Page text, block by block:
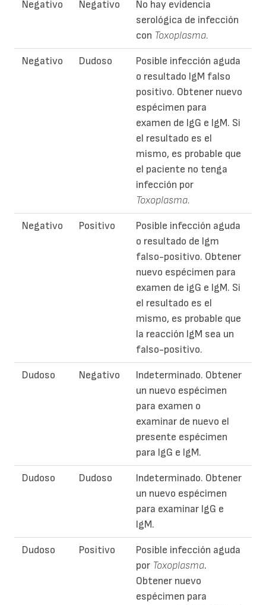
Negativo Negativo
No hay evidencia
serológica de infección
con Toxoplasma.
Negativo Dudoso
Posible infección aguda
o resultado IgM falso
positivo. Obtener nuevo
espécimen para
examen de IgG e IgM. Si
el resultado es el
mismo, es probable que
el paciente no tenga
infección por
Toxoplasma.
Negativo Positivo
Posible infección aguda
o resultado de Igm
falso-positivo. Obtener
nuevo espécimen para
examen de igG e IgM. Si
el resultado es el
mismo, es probable que
la reacción IgM sea un
falso-positivo.
Dudoso Negativo
Indeterminado. Obtener
un nuevo espécimen
para examen o
examinar de nuevo el
presente espécimen
para IgG e IgM.
Dudoso Dudoso
Indeterminado. Obtener
un nuevo espécimen
para examinar IgG e
IgM.
Dudoso Positivo
Posible infección aguda
por Toxoplasma.
Obtener nuevo
espécimen para